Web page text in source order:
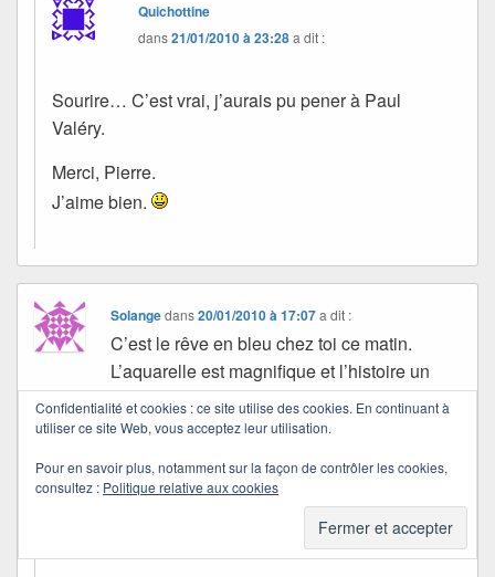
Quichottine
dans21/01/2010 à 23:28a dit :
Sourire… C’est vrai, j’aurais pu pener à Paul
Valéry.
Merci, Pierre.
J’aime bien.
Solangedans20/01/2010 à 17:07 a dit :
C’est le rêve en bleu chez toi ce matin.
L’aquarelle est magnifique et l’histoire un
régal.
Quichottine
dans21/01/2010 à 23:31
Je suis contente que l’histoire de Galet t’ait plu.
Confidentialité et cookies : ce site utilise des cookies. En continuant à
utiliser ce site Web, vous acceptez leur utilisation.
Pour en savoir plus, notamment sur la façon de contrôler les cookies,
consultez : Politique relative aux cookies